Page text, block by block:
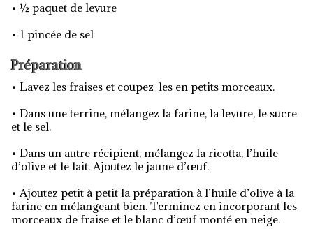
• ½ paquet de levure
• 1 pincée de sel
Préparation
• Lavez les fraises et coupez-les en petits morceaux.
• Dans une terrine, mélangez la farine, la levure, le sucre
et le sel.
• Dans un autre récipient, mélangez la ricotta, l’huile
d’olive et le lait. Ajoutez le jaune d’œuf.
• Ajoutez petit à petit la préparation à l’huile d’olive à la
farine en mélangeant bien. Terminez en incorporant les
morceaux de fraise et le blanc d’œuf monté en neige.